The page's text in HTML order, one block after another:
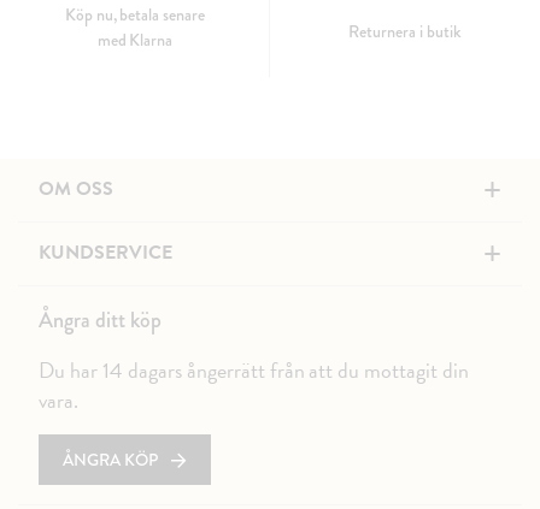
Köp nu, betala senare
med Klarna
Returnera i butik
OM OSS +
KUNDSERVICE +
Ångra ditt köp
Du har 14 dagars ångerrätt från att du mottagit din
vara.
ÅNGRA KÖP